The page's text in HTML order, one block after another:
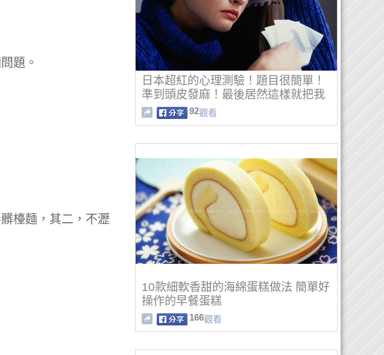
題。
檯麵，其二，不瀝
日本超紅的心理測驗！題目很簡單！
準到頭皮發麻！最後居然這樣就把我
看穿了... 92觀看
10款細軟香甜的海綿蛋糕做法 簡單好
操作的早餐蛋糕
166觀看